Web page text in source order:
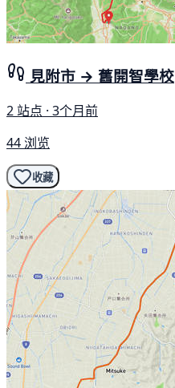
見附市 → 舊開智學校
2 站点 · 3个月前
44 浏览
收藏